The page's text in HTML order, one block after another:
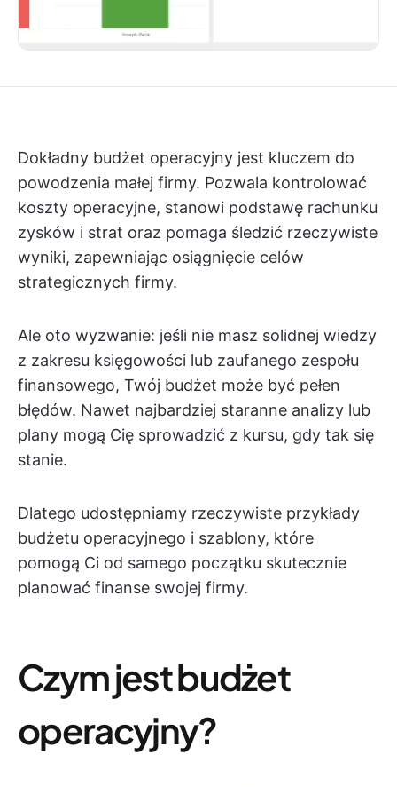
Dokładny budżet operacyjny jest kluczem do
powodzenia małej firmy. Pozwala kontrolować
koszty operacyjne, stanowi podstawę rachunku
zysków i strat oraz pomaga śledzić rzeczywiste
wyniki, zapewniając osiągnięcie celów
strategicznych firmy.
Ale oto wyzwanie: jeśli nie masz solidnej wiedzy
z zakresu księgowości lub zaufanego zespołu
finansowego, Twój budżet może być pełen
błędów. Nawet najbardziej staranne analizy lub
plany mogą Cię sprowadzić z kursu, gdy tak się
stanie.
Dlatego udostępniamy rzeczywiste przykłady
budżetu operacyjnego i szablony, które
pomogą Ci od samego początku skutecznie
planować finanse swojej firmy.
Czym jest budżet
operacyjny?